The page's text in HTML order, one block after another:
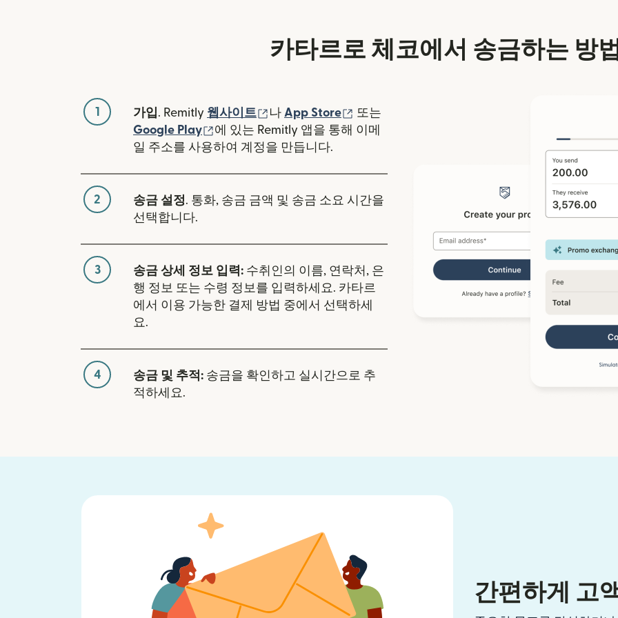
카타르로 체코에서 송금하는 방
1 가입. Remitly 웹사이트 (새 창에서 열림)
나 App Store (새 창에서 열림)
또는
Google Play
(새 창에서 열림)
에 있는 Remitly 앱을 통해 이메
일 주소를 사용하여 계정을 만듭니다.
2 송금 설정. 통화, 송금 금액 및 송금 소요 시간을
선택합니다.
3 송금 상세 정보 입력: 수취인의 이름, 연락처, 은
행 정보 또는 수령 정보를 입력하세요. 카타르
에서 이용 가능한 결제 방법 중에서 선택하세
요.
4 송금 및 추적: 송금을 확인하고 실시간으로 추
적하세요.
간편하게 고